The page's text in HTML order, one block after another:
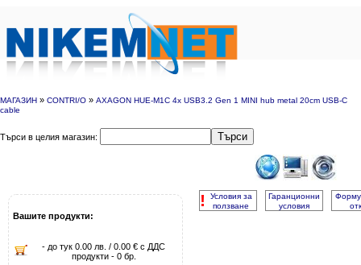
МАГАЗИН » CONTRI/O » AXAGON HUE-M1C 4x USB3.2 Gen 1 MINI hub metal 20cm USB-C
cable
Търси в целия магазин: Търси
Вашите продукти:
- до тук 0.00 лв. / 0.00 € с ДДС
продукти - 0 бр.
!
Условия за
ползване
Гаранционни
условия